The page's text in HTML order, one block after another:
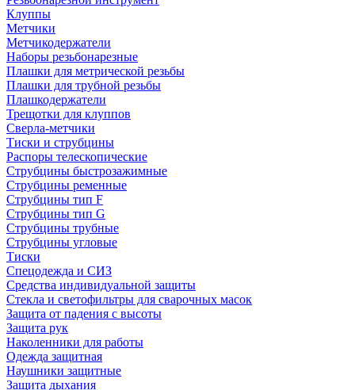
Клуппы
Метчики
Метчикодержатели
Наборы резьбонарезные
Плашки для метрической резьбы
Плашки для трубной резьбы
Плашкодержатели
Трещотки для клуппов
Сверла-метчики
Тиски и струбцины
Распоры телескопические
Струбцины быстрозажимные
Струбцины ременные
Струбцины тип F
Струбцины тип G
Струбцины трубные
Струбцины угловые
Тиски
Спецодежда и СИЗ
Средства индивидуальной защиты
Стекла и светофильтры для сварочных масок
Защита от падения с высоты
Защита рук
Наколенники для работы
Одежда защитная
Наушники защитные
Защита дыхания